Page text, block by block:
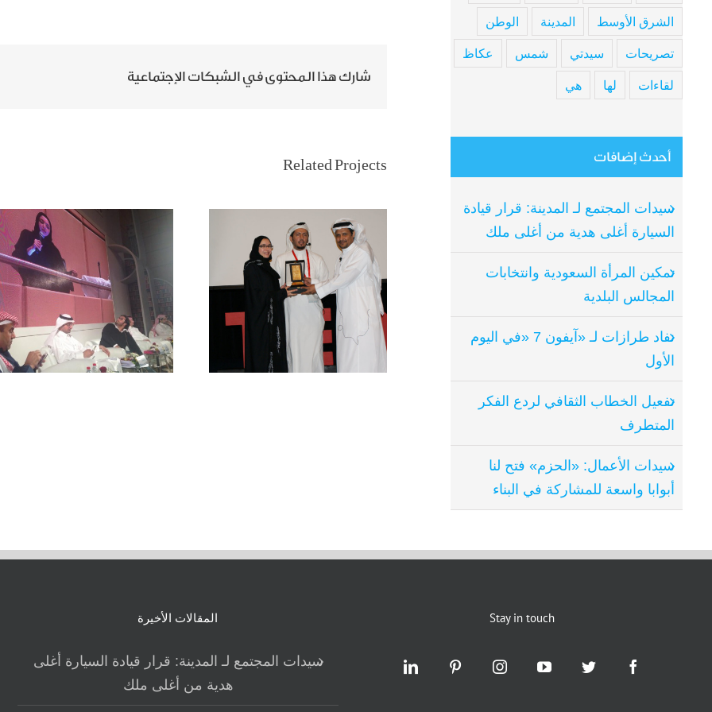
شارك هذا المحتوى في الشبكات الإجتماعية
Related Projects
الشرق الأوسط المدينة الوطن
تصريحات سيدتي شمس عكاظ
لقاءات لها هي
أحدث إضافات
سيدات المجتمع لـ المدينة: قرار قيادة
السيارة أغلى هدية من أغلى ملك
تمكين المرأة السعودية وانتخابات
المجالس البلدية
نفاد طرازات لـ «آيفون 7 «في اليوم
الأول
تفعيل الخطاب الثقافي لردع الفكر
المتطرف
سيدات الأعمال: «الحزم» فتح لنا
أبوابا واسعة للمشاركة في البناء
المقالات الأخيرة
سيدات المجتمع لـ المدينة: قرار قيادة السيارة أغلى
هدية من أغلى ملك
Stay in touch